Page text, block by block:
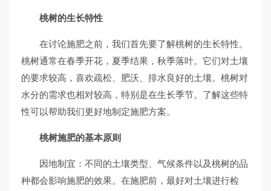
桃树的生长特性
在讨论施肥之前，我们首先要了解桃树的生长特性。
桃树通常在春季开花，夏季结果，秋季落叶。它们对土壤
的要求较高，喜欢疏松、肥沃、排水良好的土壤。桃树对
水分的需求也相对较高，特别是在生长季节。了解这些特
性可以帮助我们更好地制定施肥方案。
桃树施肥的基本原则
因地制宜：不同的土壤类型、气候条件以及桃树的品
种都会影响施肥的效果。在施肥前，最好对土壤进行检